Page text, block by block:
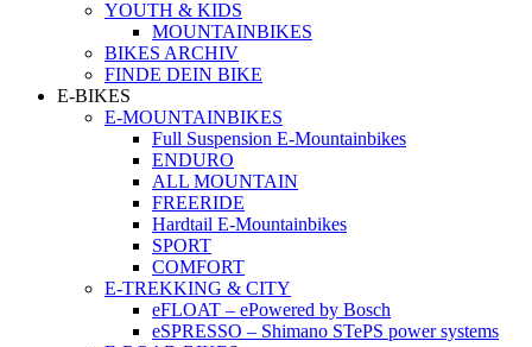
YOUTH & KIDS
MOUNTAINBIKES
BIKES ARCHIV
FINDE DEIN BIKE
E-BIKES
E-MOUNTAINBIKES
Full Suspension E-Mountainbikes
ENDURO
ALL MOUNTAIN
FREERIDE
Hardtail E-Mountainbikes
SPORT
COMFORT
E-TREKKING & CITY
eFLOAT – ePowered by Bosch
eSPRESSO – Shimano STePS power systems